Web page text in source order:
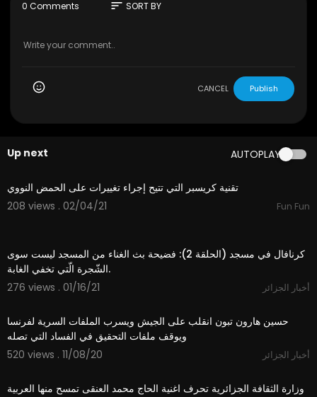
0 Comments sort SORT BY
CANCEL Publish
Up next AUTOPLAY
15:46
تقنية كريسبر التي تتيح إجراء تغييرات على الحمض النووي
208 views . 02/04/21
Fun Fun
كرنافال في مسجد (الحلقة 2): فضيحة بث الغناء من المسجد ليست سوى
الشّجرة الّتي تخفي الغابة.
276 views . 01/16/21
أخبار الجزائر
حسين هارون تبون انقلب على الجيش ويسرب الملفات السرية لفرنسا
ويوقف ملفات التحقيق في الفساد التي تصله
520 views . 11/08/20
أخبار الجزائر
وزارة الثقافة الجزائرية تحرف اغنية الحاج محمد العنقى تمسح منها العربية